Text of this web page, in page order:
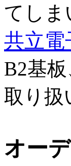
てしま
共立
B2基
取り扱
オー